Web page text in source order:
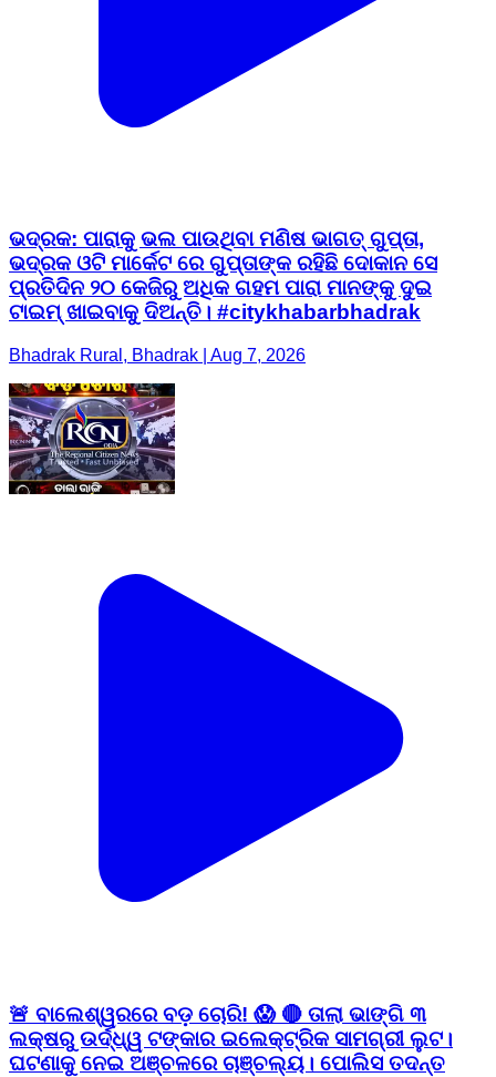
ଭଦ୍ରକ: ପାରାକୁ ଭଲ ପାଉଥିବା ମଣିଷ ଭାଗତ୍ ଗୁପ୍ତା,
ଭଦ୍ରକ ଓଟି ମାର୍କେଟ ରେ ଗୁପ୍ତାଙ୍କ ରହିଛି ଦୋକାନ ସେ
ପ୍ରତିଦିନ ୨୦ କେଜିରୁ ଅଧିକ ଗହମ ପାରା ମାନଙ୍କୁ ଦୁଇ
ଟାଇମ୍ ଖାଇବାକୁ ଦିଅନ୍ତି। #citykhabarbhadrak
Bhadrak Rural, Bhadrak | Aug 7, 2026
🚨 ବାଲେଶ୍ୱରରେ ବଡ଼ ଚୋରି! 😱 🔴 ତାଲା ଭାଙ୍ଗି ୩
ଲକ୍ଷରୁ ଉର୍ଦ୍ଧ୍ୱ ଟଙ୍କାର ଇଲେକ୍ଟ୍ରିକ ସାମଗ୍ରୀ ଲୁଟ।
ଘଟଣାକୁ ନେଇ ଅଞ୍ଚଳରେ ଚାଞ୍ଚଲ୍ୟ। ପୋଲିସ ତଦନ୍ତ